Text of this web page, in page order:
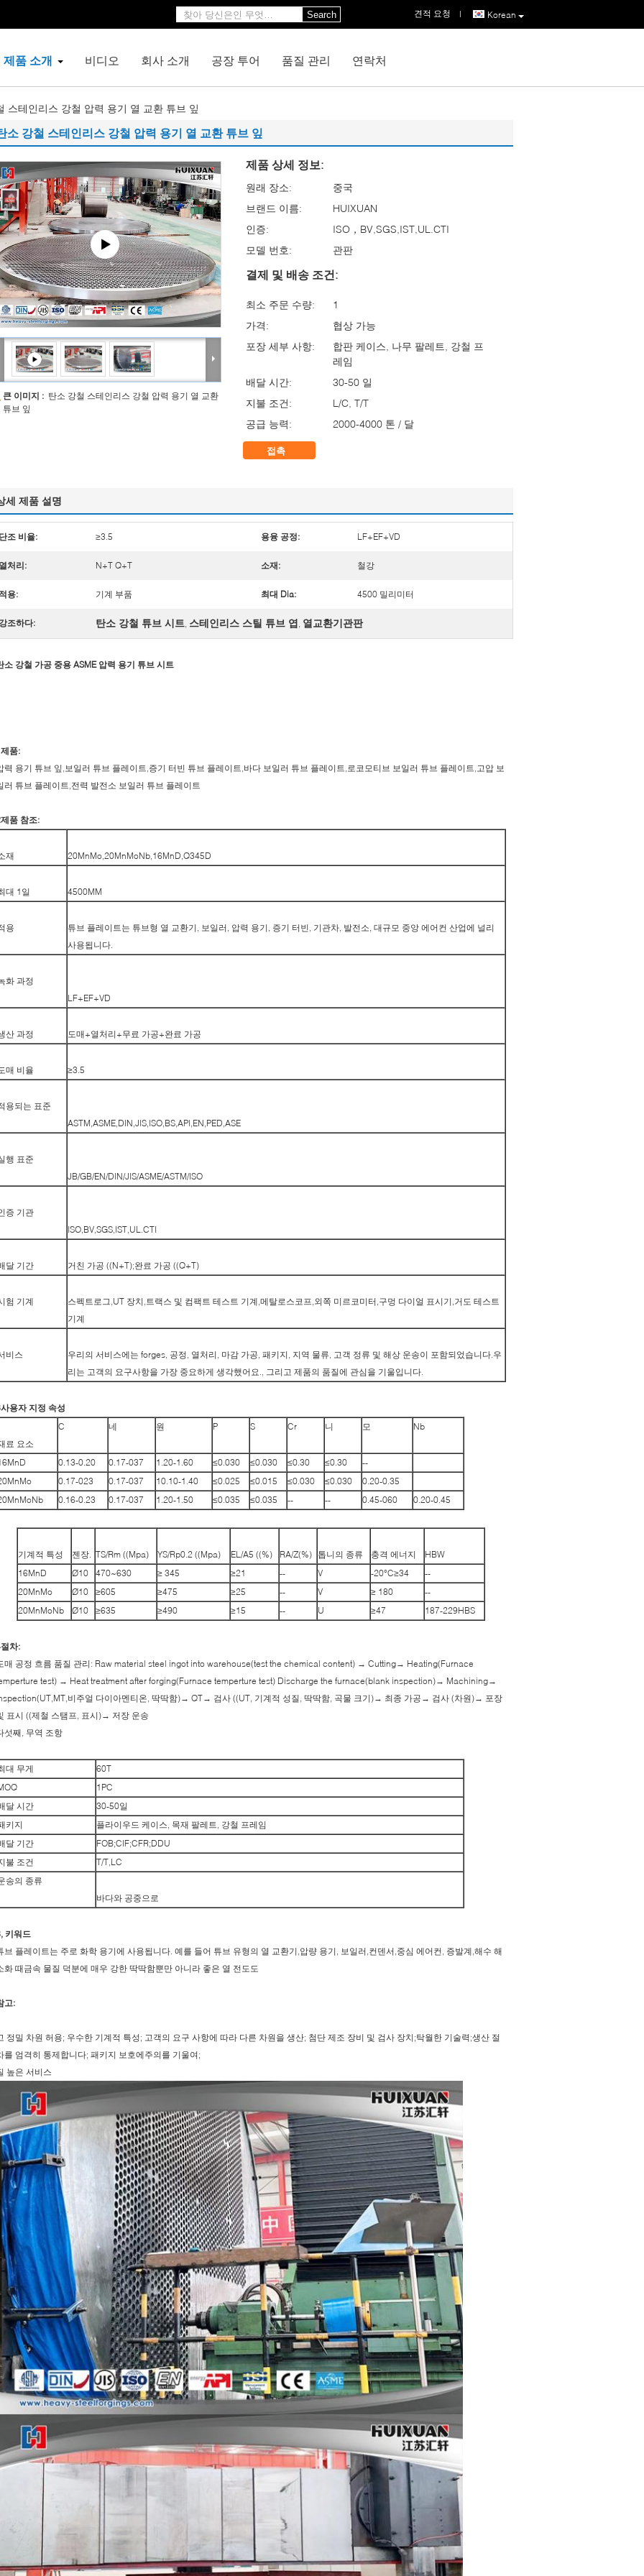
Korean
견적 요청 |
Search
제품 소개 비디오 회사 소개 공장 투어 품질 관리 연락처
스테인리스 강철 압력 용기 열 교환 튜브 잎
소 강철 스테인리스 강철 압력 용기 열 교환 튜브 잎
큰 이미지 : 탄소 강철 스테인리스 강철 압력 용기 열 교환
튜브 잎
제품 상세 정보:
원래 장소:
중국
브랜드 이름:
HUIXUAN
인증:
ISO，BV,SGS,IST,UL.CTI
모델 번호:
관판
결제 및 배송 조건:
최소 주문 수량:
1
가격:
협상 가능
포장 세부 사항:
합판 케이스, 나무 팔레트, 강철 프
레임
배달 시간:
30-50 일
지불 조건:
L/C, T/T
공급 능력:
2000-4000 톤 / 달
접촉
세 제품 설명
조 비율: ≥3.5 용융 공정: LF+EF+VD
처리: N+T Q+T 소재: 철강
용: 기계 부품 최대 Dia: 4500 밀리미터
조하다: 탄소 강철 튜브 시트, 스테인리스 스틸 튜브 엽, 열교환기관판
소 강철 가공 중용 ASME 압력 용기 튜브 시트
품:
력 용기 튜브 잎,보일러 튜브 플레이트,증기 터빈 튜브 플레이트,바다 보일러 튜브 플레이트,로코모티브 보일러 튜브 플레이트,고압 보
러 튜브 플레이트,전력 발전소 보일러 튜브 플레이트
품 참조:
재 20MnMo,20MnMoNb,16MnD,Q345D
대 1일 4500MM
용
튜브 플레이트는 튜브형 열 교환기, 보일러, 압력 용기, 증기 터빈, 기관차, 발전소, 대규모 중앙 에어컨 산업에 널리
사용됩니다.
화 과정
LF+EF+VD
산 과정 도매+열처리+무료 가공+완료 가공
매 비율 ≥3.5
용되는 표준
ASTM,ASME,DIN,JIS,ISO,BS,API,EN,PED,ASE
행 표준
JB/GB/EN/DIN/JIS/ASME/ASTM/ISO
증 기관
ISO,BV,SGS,IST,UL.CTI
달 기간 거친 가공 ((N+T);완료 가공 ((Q+T)
험 기계
스펙트로그,UT 장치,트랙스 및 컴팩트 테스트 기계,메탈로스코프,외쪽 미르코미터,구멍 다이얼 표시기,거도 테스트
기계
비스
우리의 서비스에는 forges, 공정, 열처리, 마감 가공, 패키지, 지역 물류, 고객 정류 및 해상 운송이 포함되었습니다.우
리는 고객의 요구사항을 가장 중요하게 생각했어요., 그리고 제품의 품질에 관심을 기울입니다.
용자 지정 속성
료 요소
C 네 원 P S Cr 니 모 Nb
0.13-0.20 0.17-037 1.20-1.60 ≤0.030 ≤0.030 ≤0.30 ≤0.30
--
0.17-023 0.17-037 10.10-1.40 ≤0.025 ≤0.015 ≤0.030 ≤0.030
0.20-0.35
0.16-0.23 0.17-037 1.20-1.50 ≤0.035 ≤0.035 -- -- 0.45-060 0.20-0.45
기계적 특성 젠장. TS/Rm ((Mpa) YS/Rp0.2 ((Mpa) EL/A5 ((%) RA/Z(%) 톱니의 종류 충격 에너지
HBW
16MnD
Ø10 470~630 ≥ 345 ≥21 -- V -20°C≥34
--
20MnMo
Ø10 ≥605 ≥475 ≥25 -- V ≥ 180
--
20MnMoNb
Ø10 ≥635 ≥490 ≥15 -- U ≥47 187-229HBS
차:
매 공정 흐름 품질 관리: Raw material steel ingot into warehouse(test the chemical content) → Cutting→ Heating(Furnace
test) → Heat treatment after forging(Furnace temperture test) Discharge the furnace(blank inspection)→ Machining→
비주얼 다이아멘티온, 딱딱함)→ QT→ 검사 ((UT, 기계적 성질, 딱딱함, 곡물 크기)→ 최종 가공→ 검사 (차원)→ 포장
표시 ((제철 스탬프, 표시)→ 저장 운송
섯째, 무역 조항
대 무게
60T
1PC
달 시간
30-50일
키지
플라이우드 케이스, 목재 팔레트, 강철 프레임
달 기간
FOB;CIF;CFR;DDU
불 조건
T/T,LC
송의 종류
바다와 공중으로
키워드
브 플레이트는 주로 화학 용기에 사용됩니다. 예를 들어 튜브 유형의 열 교환기,압량 용기, 보일러,컨덴서,중심 에어컨, 증발계,해수 해
화 때금속 물질 덕분에 매우 강한 딱딱함뿐만 아니라 좋은 열 전도도
고:
정밀 차원 허용; 우수한 기계적 특성; 고객의 요구 사항에 따라 다른 차원을 생산; 첨단 제조 장비 및 검사 장치;탁월한 기술력;생산 절
를 엄격히 통제합니다; 패키지 보호에주의를 기울여;
높은 서비스